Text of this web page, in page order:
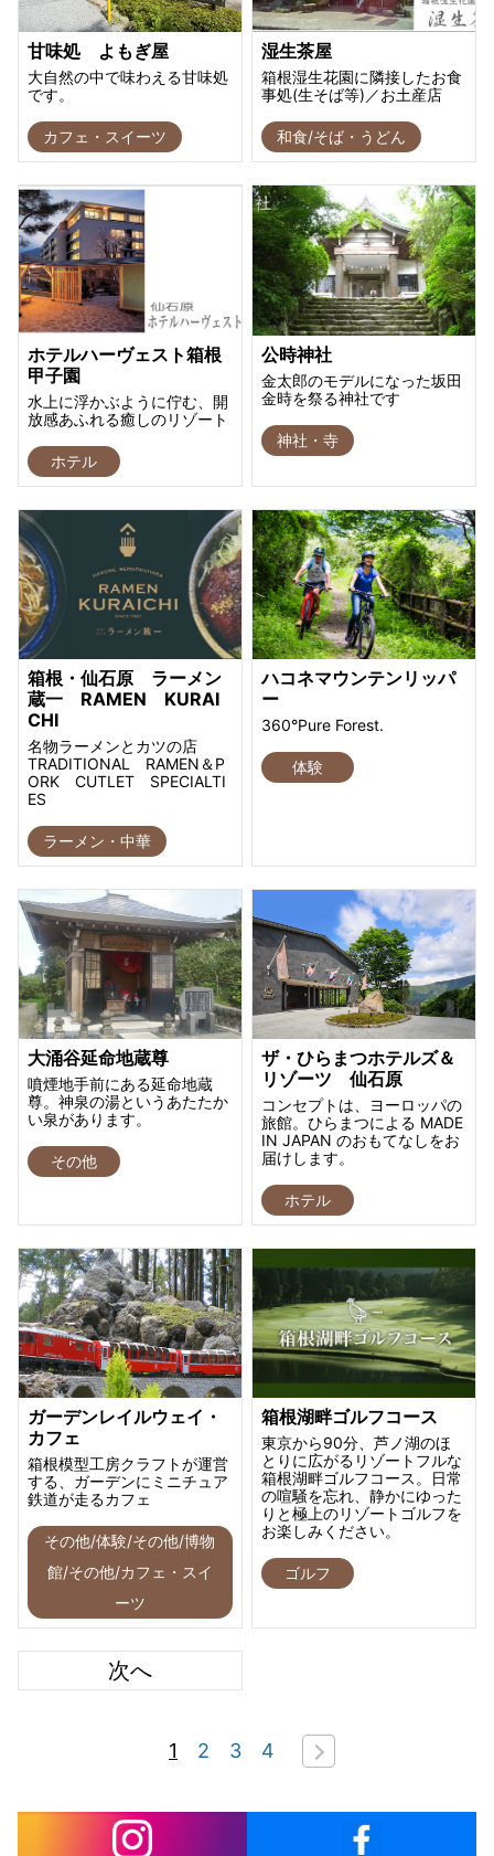
甘味処 よもぎ屋
大自然の中で味わえる甘味処
です。
カフェ・スイーツ
湿生茶屋
箱根湿生花園に隣接したお食
事処(生そば等)／お土産店
和食/そば・うどん
ホテルハーヴェスト箱根
甲子園
水上に浮かぶように佇む、開
放感あふれる癒しのリゾート
ホテル
公時神社
金太郎のモデルになった坂田
金時を祭る神社です
神社・寺
箱根・仙石原 ラーメン
蔵一 RAMEN KURAI
CHI
名物ラーメンとカツの店
TRADITIONAL RAMEN＆P
ORK CUTLET SPECIALTI
ES
ラーメン・中華
ハコネマウンテンリッパ
ー
360°Pure Forest.
体験
大涌谷延命地蔵尊
噴煙地手前にある延命地蔵
尊。神泉の湯というあたたか
い泉があります。
その他
ザ・ひらまつホテルズ＆
リゾーツ 仙石原
コンセプトは、ヨーロッパの
旅館。ひらまつによる MADE
IN JAPAN のおもてなしをお
届けします。
ホテル
ガーデンレイルウェイ・
カフェ
箱根模型工房クラフトが運営
する、ガーデンにミニチュア
鉄道が走るカフェ
その他/体験/その他/博物
館/その他/カフェ・スイ
ーツ
箱根湖畔ゴルフコース
東京から90分、芦ノ湖のほ
とりに広がるリゾートフルな
箱根湖畔ゴルフコース。日常
の喧騒を忘れ、静かにゆった
りと極上のリゾートゴルフを
お楽しみください。
ゴルフ
次へ
1 2 3 4